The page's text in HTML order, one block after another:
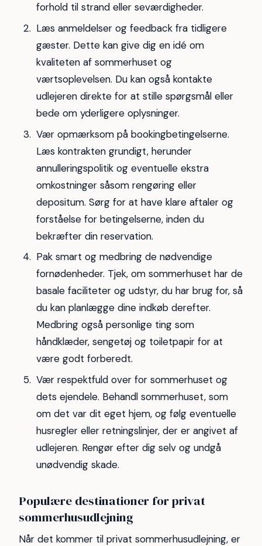
forhold til strand eller seværdigheder.
Læs anmeldelser og feedback fra tidligere
gæster. Dette kan give dig en idé om
kvaliteten af sommerhuset og
værtsoplevelsen. Du kan også kontakte
udlejeren direkte for at stille spørgsmål eller
bede om yderligere oplysninger.
Vær opmærksom på bookingbetingelserne.
Læs kontrakten grundigt, herunder
annulleringspolitik og eventuelle ekstra
omkostninger såsom rengøring eller
depositum. Sørg for at have klare aftaler og
forståelse for betingelserne, inden du
bekræfter din reservation.
Pak smart og medbring de nødvendige
fornødenheder. Tjek, om sommerhuset har de
basale faciliteter og udstyr, du har brug for, så
du kan planlægge dine indkøb derefter.
Medbring også personlige ting som
håndklæder, sengetøj og toiletpapir for at
være godt forberedt.
Vær respektfuld over for sommerhuset og
dets ejendele. Behandl sommerhuset, som
om det var dit eget hjem, og følg eventuelle
husregler eller retningslinjer, der er angivet af
udlejeren. Rengør efter dig selv og undgå
unødvendig skade.
Populære destinationer for privat
sommerhusudlejning
Når det kommer til privat sommerhusudlejning, er